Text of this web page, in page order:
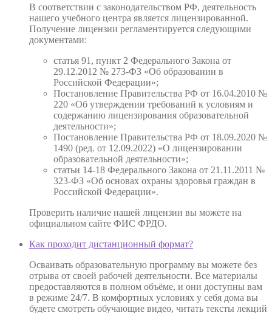
В соответствии с законодательством РФ, деятельность
нашего учебного центра является лицензированной.
Получение лицензии регламентируется следующими
документами:
статья 91, пункт 2 Федерального Закона от
29.12.2012 № 273-ФЗ «Об образовании в
Российской Федерации»;
Постановление Правительства РФ от 16.04.2010 №
220 «Об утверждении требований к условиям и
содержанию лицензирования образовательной
деятельности»;
Постановление Правительства РФ от 18.09.2020 №
1490 (ред. от 12.09.2022) «О лицензировании
образовательной деятельности»;
статьи 14-18 Федерального Закона от 21.11.2011 №
323-ФЗ «Об основах охраны здоровья граждан в
Российской Федерации».
Проверить наличие нашей лицензии вы можете на
официальном сайте ФИС ФРДО.
Как проходит дистанционный формат?
Осваивать образовательную программу вы можете без
отрыва от своей рабочей деятельности. Все материалы
предоставляются в полном объёме, и они доступны вам
в режиме 24/7. В комфортных условиях у себя дома вы
будете смотреть обучающие видео, читать тексты лекций